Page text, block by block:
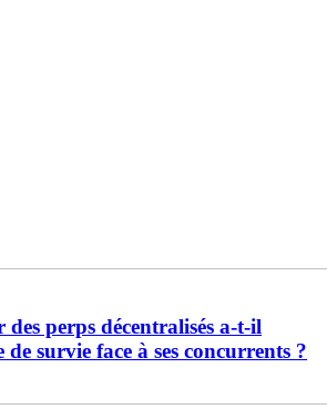
perps décentralisés a-t-il
de survie face à ses concurrents ?